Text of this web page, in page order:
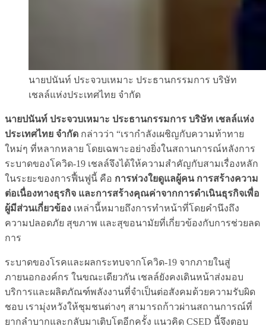
นายปนันท์ ประจวบเหมาะ ประธานกรรมการ บริษัท
เชลล์แห่งประเทศไทย จำกัด
นายปนันท์ ประจวบเหมาะ ประธานกรรมการ บริษัท เชลล์แห่ง
ประเทศไทย จำกัด กล่าวว่า “เรากำลังเผชิญกับความท้าทาย
ใหม่ๆ ที่หลากหลาย โดยเฉพาะอย่างยิ่งในสถานการณ์หลังการ
ระบาดของโควิด-19 เชลล์จึงได้ให้ความสำคัญกับสามเรื่องหลัก
ในระยะของการฟื้นฟูนี้ คือ การห่วงใยดูแลผู้คน การสร้างความ
ต่อเนื่องทางธุรกิจ และการสร้างคุณค่าจากการดำเนินธุรกิจเพื่อ
ผู้มีส่วนเกี่ยวข้อง เหล่านี้หมายถึงการทำหน้าที่โดยคำนึงถึง
ความปลอดภัย สุขภาพ และสุขอนามัยที่เกี่ยวข้องกับการช่วยลด
การ
ระบาดของโรคและผลกระทบจากโควิด-19 จากภายในสู่
ภายนอกองค์กร ในขณะเดียวกัน เชลล์ยังคงเดินหน้าส่งมอบ
บริการและผลิตภัณฑ์พลังงานที่จำเป็นต่อสังคมด้วยความรับผิด
ชอบ เรามุ่งหวังให้ชุมชนต่างๆ สามารถก้าวผ่านสถานการณ์ที่
ยากลำบากและกลับมาเติบโตอีกครั้ง แนวคิด CSED นี้จึงตอบ